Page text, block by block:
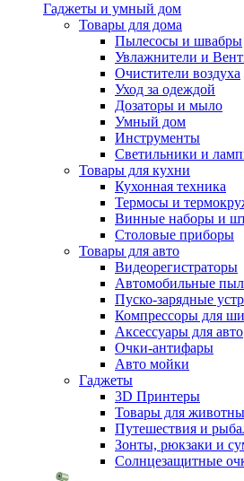
Гаджеты и умный дом
Товары для дома
Пылесосы и швабры
Увлажнители и
Очистители воздуха
Уход за одеждой
Дозаторы и мыло
Умный дом
Инструменты
Светильники и
Товары для кухни
Кухонная техника
Термосы и
Винные наборы и
Столовые приборы
Товары для авто
Видеорегистраторы
Автомобильные
Пуско-зарядные
Компрессоры для
Аксессуары для авто
Очки-антифары
Авто мойки
Гаджеты
3D Принтеры
Товары для
Путешествия и
Зонты, рюкзаки и
Солнцезащитные